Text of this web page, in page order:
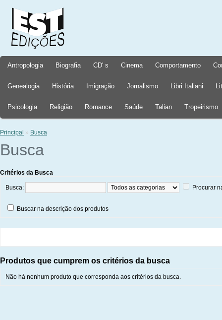
Antropologia Biografia CD' s Cinema Comportamento
Genealogia História Imigração Jornalismo Libri Italiani
Psicologia Religião Romance Saúde Talian Tropeirismo
Principal » Busca
Busca
Critérios da Busca
Busca: Procurar
Buscar na descrição dos produtos
Produtos que cumprem os critérios da busca
Não há nenhum produto que corresponda aos critérios da busca.